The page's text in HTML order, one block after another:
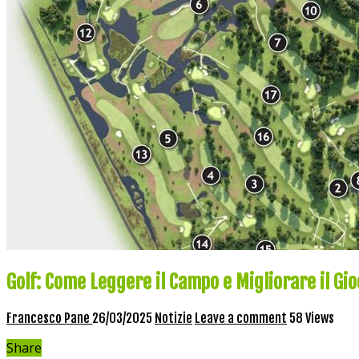
Golf: Come Leggere il Campo e Migliorare il
Francesco Pane 26/03/2025 Notizie Leave a comment 58 Views
Share